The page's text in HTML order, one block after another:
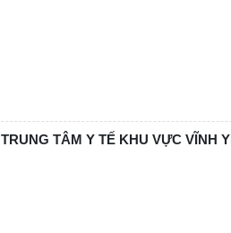
TRUNG TÂM Y TẾ KHU VỰC VĨNH